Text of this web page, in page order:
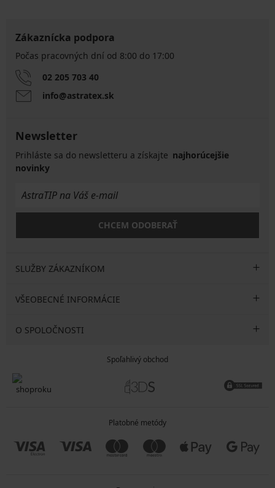
Zákaznícka podpora
Počas pracovných dní od 8:00 do 17:00
02 205 703 40
info@astratex.sk
Newsletter
Prihláste sa do newsletteru a získajte najhorúcejšie
novinky
CHCEM ODOBERAŤ
SLUŽBY ZÁKAZNÍKOM
VŠEOBECNÉ INFORMÁCIE
O SPOLOČNOSTI
Spoľahlivý obchod
Platobné metódy